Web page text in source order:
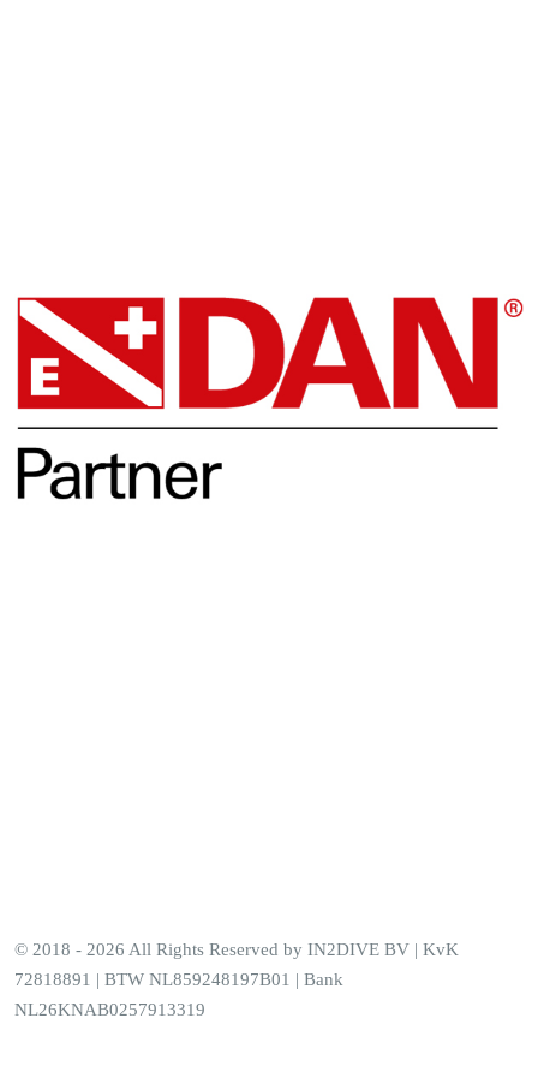
© 2018 - 2026 All Rights Reserved by IN2DIVE BV | KvK
72818891 | BTW NL859248197B01 | Bank
NL26KNAB0257913319